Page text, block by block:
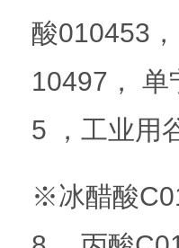
酸010453
10497， 单
5 ，工业用
※冰醋酸